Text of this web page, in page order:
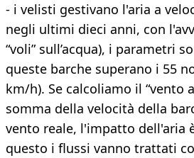
- i velisti gestivano l'aria a
negli ultimi dieci anni, con
“voli” sull’acqua), i parametri
queste barche superano i 55
km/h). Se calcoliamo il “vento
somma della velocità della
vento reale, l'impatto dell'aria
questo i flussi vanno trattati